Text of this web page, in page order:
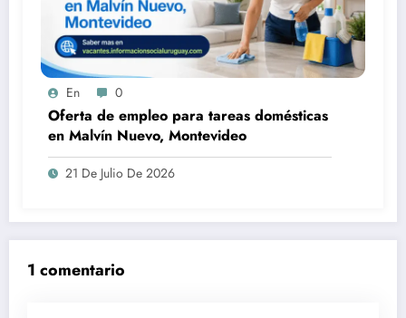
En 0
Oferta de empleo para tareas domésticas
en Malvín Nuevo, Montevideo
21 De Julio De 2026
1 comentario